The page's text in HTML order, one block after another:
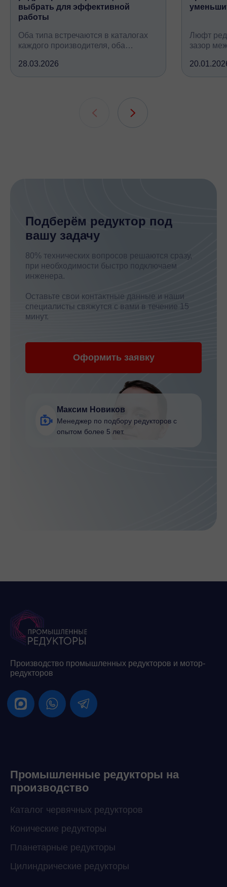
выбрать для эффективной
работы
Оба типа встречаются в каталогах
каждого производителя, оба
крутящий момент, но устроены
принципиально по-разному, при
28.03.2026
Люфт
зазор
всех
Подберём редуктор под
вашу задачу
80% технических вопросов решаются сразу,
при необходимости быстро подключаем
инженера.
Оставьте свои контактные данные и наши
специалисты свяжутся с вами в течение 15
минут.
Оформить заявку
Максим Новиков
Менеджер по подбору редукторов с
опытом более 5 лет.
Производство промышленных редукторов и мотор-
редукторов
Промышленные редукторы на
производство
Каталог червячных редукторов
Конические редукторы
Планетарные редукторы
Цилиндрические редукторы